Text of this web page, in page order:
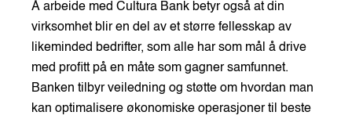
Å arbeide med Cultura Bank betyr også at din
virksomhet blir en del av et større fellesskap av
likeminded bedrifter, som alle har som mål å drive
med profitt på en måte som gagner samfunnet.
Banken tilbyr veiledning og støtte om hvordan man
kan optimalisere økonomiske operasjoner til beste